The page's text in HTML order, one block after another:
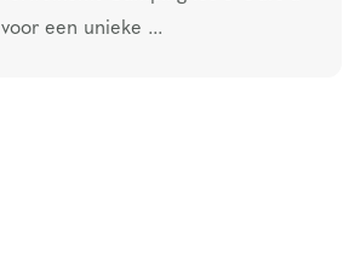
voor een unieke ...